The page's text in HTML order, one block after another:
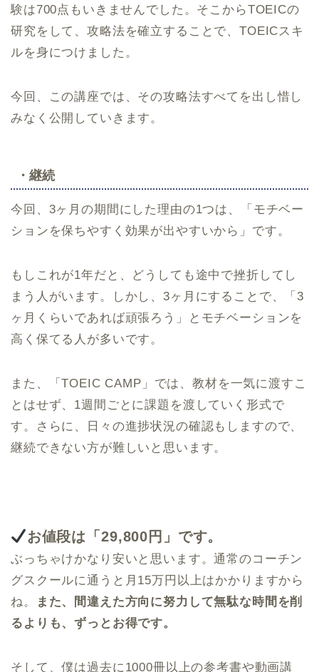
験は700点もいきませんでした。そこからTOEICの
研究をして、攻略法を確立することで、TOEICスキ
ルを身につけました。
今回、この講座では、その攻略法すべてを出し惜し
みなく公開していきます。
・継続
今回、3ヶ月の期間にした理由の1つは、「モチベー
ションを保ちやすく効果が出やすいから」です。
もしこれが1年だと、どうしても途中で挫折してし
まう人がいます。しかし、3ヶ月にすることで、「3
ヶ月くらいであれば頑張ろう」とモチベーションを
高く保てる人が多いです。
また、「TOEIC CAMP」では、教材を一気に渡すこ
とはせず、1週間ごとに課題を渡していく形式で
す。さらに、日々の進捗状況の確認もしますので、
継続できない方が難しいと思います。
お値段は「29,800 円」です。
ぶっちゃけかなり安いと思います。通常のコーチン
グスクールに通うと月15万円以上はかかりますから
ね。
また、間違えた方向に努力して無駄な時間を削
るよりも、ずっとお得です。
そして、僕は過去に1000冊以上の参考書や動画講